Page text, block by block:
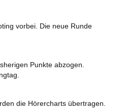
vorbei. Die neue Runde
Punkte abzogen.
die Hörercharts übertragen.